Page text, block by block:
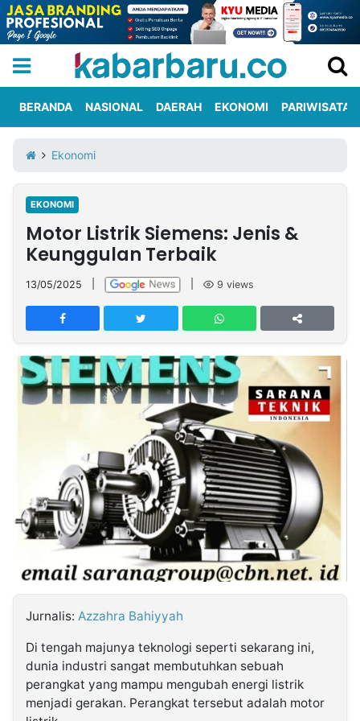
Iklan
Berita
Kami
Nasional
International
Olahraga
Entertainment
Daerah
Pariwisata
Kuliner
Kolom
Network
PT
TREETAN
MULTIMEDIA
INDONESIA
Dinamikapost.com
Seedbacklink
Follow
BERANDA NASIONAL DAERAH EKONOMI PARIWISATA
Ekonomi
EKONOMI
Motor Listrik Siemens: Jenis &
Keunggulan Terbaik
13/05/2025 9 views
Jurnalis: Azzahra Bahiyyah
Di tengah majunya teknologi seperti sekarang ini,
dunia industri sangat membutuhkan sebuah
perangkat yang mampu mengubah energi listrik
menjadi gerakan. Perangkat tersebut adalah motor